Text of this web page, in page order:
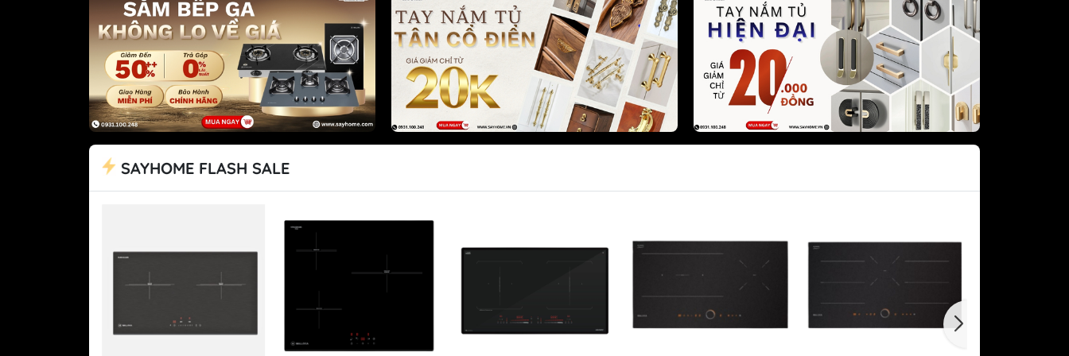
Phụ kiện tủ bếp dưới GRANDX
Phụ kiện tủ đồ khô GRANDX
Phụ kiện tủ quần áo GRANDX
Tủ lạnh Mitsubishi
Bếp điện từ KOCHER
Bếp từ đơn công nghiệp
Gia dụng KOCHER
Vòi rửa chén KOCHER
Bếp điện từ SAKURA
Máy hút mùi SAKURA
SAKURA
Thiết bị lọc nước SAKURA
Vòi rửa chén bát NOBILI -
NOBINOX
SAYHOME FLASH SALE